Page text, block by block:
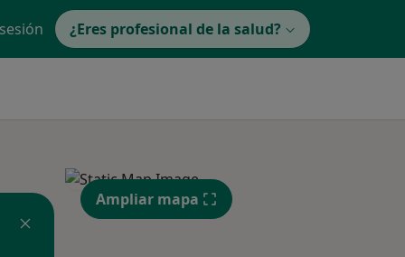
¿Eres profesional de la salud?
Ampliar mapa